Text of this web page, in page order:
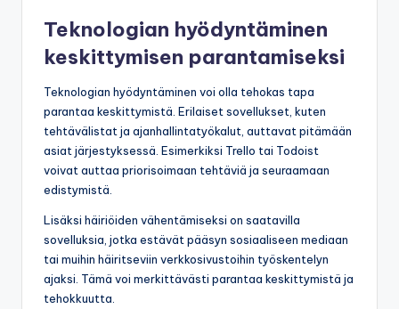
Teknologian hyödyntäminen
keskittymisen parantamiseksi
Teknologian hyödyntäminen voi olla tehokas tapa
parantaa keskittymistä. Erilaiset sovellukset, kuten
tehtävälistat ja ajanhallintatyökalut, auttavat pitämään
asiat järjestyksessä. Esimerkiksi Trello tai Todoist
voivat auttaa priorisoimaan tehtäviä ja seuraamaan
edistymistä.
Lisäksi häiriöiden vähentämiseksi on saatavilla
sovelluksia, jotka estävät pääsyn sosiaaliseen mediaan
tai muihin häiritseviin verkkosivustoihin työskentelyn
ajaksi. Tämä voi merkittävästi parantaa keskittymistä ja
tehokkuutta.